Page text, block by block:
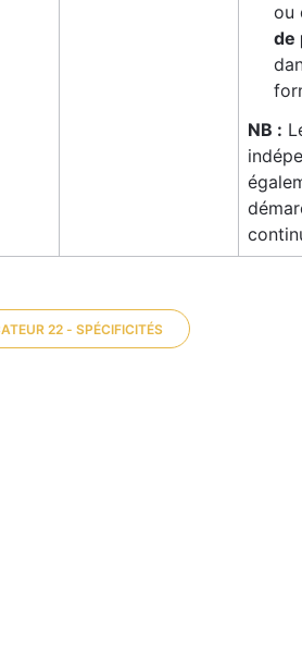
ou
de
NB :
22 - SPÉCIFICITÉS